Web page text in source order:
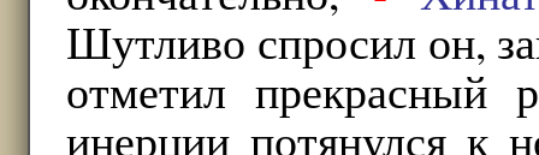
Шутливо спросил он,
отметил
инерции потянулся к